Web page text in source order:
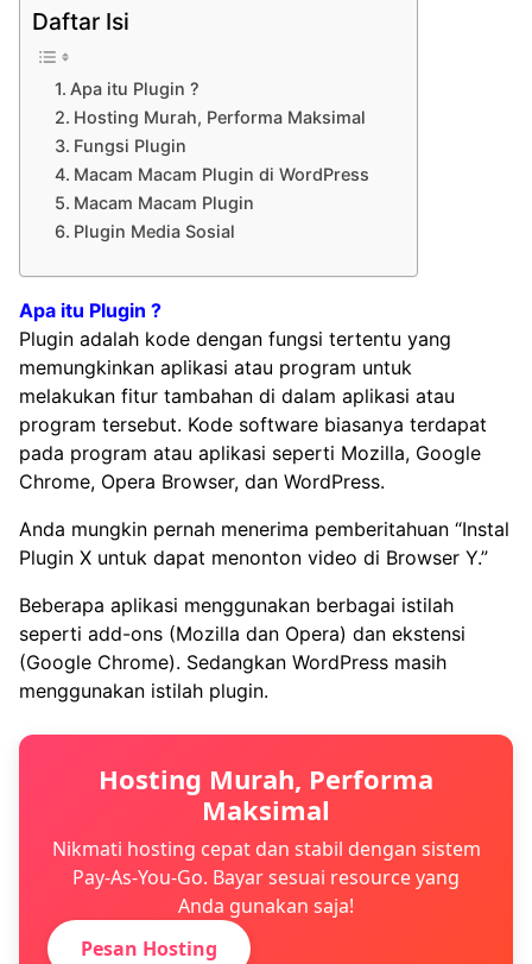
Daftar Isi
Apa itu Plugin ?
Hosting Murah, Performa Maksimal
Fungsi Plugin
Macam Macam Plugin di WordPress
Macam Macam Plugin
Plugin Media Sosial
Apa itu Plugin ?
Plugin adalah kode dengan fungsi tertentu yang
memungkinkan aplikasi atau program untuk
melakukan fitur tambahan di dalam aplikasi atau
program tersebut. Kode software biasanya terdapat
pada program atau aplikasi seperti Mozilla, Google
Chrome, Opera Browser, dan WordPress.
Anda mungkin pernah menerima pemberitahuan “Instal
Plugin X untuk dapat menonton video di Browser Y.”
Beberapa aplikasi menggunakan berbagai istilah
seperti add-ons (Mozilla dan Opera) dan ekstensi
(Google Chrome). Sedangkan WordPress masih
menggunakan istilah plugin.
Hosting Murah, Performa
Maksimal
Nikmati hosting cepat dan stabil dengan sistem
Pay-As-You-Go. Bayar sesuai resource yang
Anda gunakan saja!
Pesan Hosting